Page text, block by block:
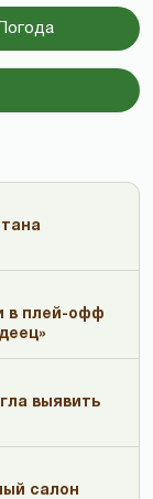
Погода
в плей-офф
выявить
салон